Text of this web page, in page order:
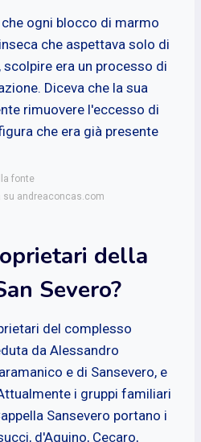
ogni blocco di marmo
che aspettava solo di
scolpire era un processo di
Diceva che la sua
rimuovere l'eccesso di
che era già presente
fonte
andreaconcas.com
della
Severo?
del complesso
da Alessandro
e di Sansevero, e
i gruppi familiari
Sansevero portano i
d'Aquino, Cecaro,